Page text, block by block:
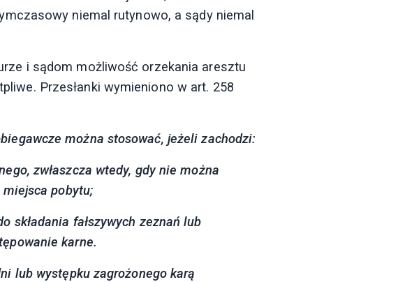
niemal rutynowo, a sądy niemal
i sądom możliwość orzekania aresztu
Przesłanki wymieniono w art. 258
można stosować, jeżeli zachodzi:
zwłaszcza wtedy, gdy nie można
pobytu;
składania fałszywych zeznań lub
karne.
lub występku zagrożonego karą